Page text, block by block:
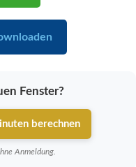
Fenster?
berechnen
Anmeldung.